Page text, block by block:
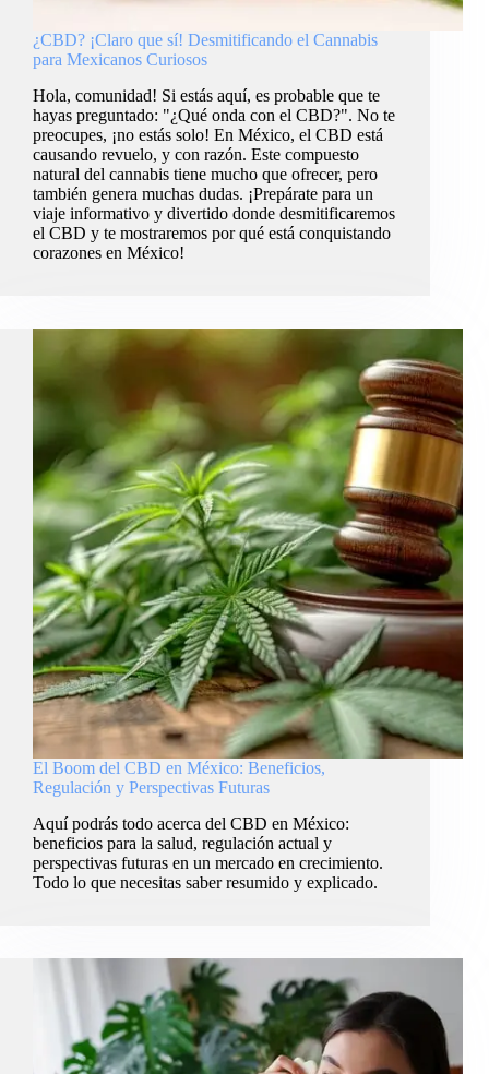
¿CBD? ¡Claro que sí! Desmitificando el Cannabis
para Mexicanos Curiosos
Hola, comunidad! Si estás aquí, es probable que te
hayas preguntado: "¿Qué onda con el CBD?". No te
preocupes, ¡no estás solo! En México, el CBD está
causando revuelo, y con razón. Este compuesto
natural del cannabis tiene mucho que ofrecer, pero
también genera muchas dudas. ¡Prepárate para un
viaje informativo y divertido donde desmitificaremos
el CBD y te mostraremos por qué está conquistando
corazones en México!
El Boom del CBD en México: Beneficios,
Regulación y Perspectivas Futuras
Aquí podrás todo acerca del CBD en México:
beneficios para la salud, regulación actual y
perspectivas futuras en un mercado en crecimiento.
Todo lo que necesitas saber resumido y explicado.